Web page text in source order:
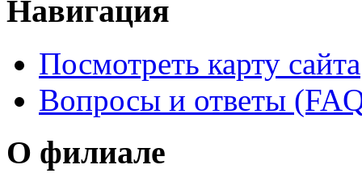
Навигация
Посмотреть карту сайта
Вопросы и ответы
О филиале